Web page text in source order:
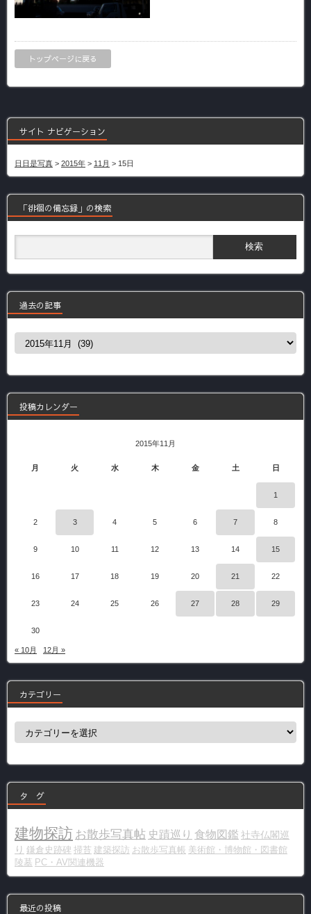
トップページに戻る
サイト ナビゲーション
日日是写真 > 2015年 > 11月 > 15日
「徘徊の備忘録」の検索
過去の記事
過
事
投稿カレンダー
2015年11月
月 火 水 木 金 土 日
1
2 3 4 5 6 7 8
9 10 11 12 13 14 15
16 17 18 19 20 21 22
23 24 25 26 27 28 29
30
« 10月 12月 »
カテゴリー
カ
ー
タ グ
建物探訪 お散歩写真帖 史蹟巡り 食物図鑑 社寺仏閣巡
り 鎌倉史跡碑 掃苔 建築探訪 お散歩写真帳 美術館・博物館・図書館
陵墓 PC・AV関連機器
最近の投稿